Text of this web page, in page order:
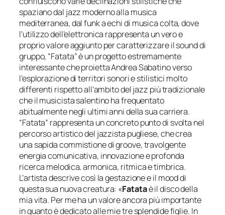
spaziano dal jazz moderno alla musica
mediterranea, dal funk a echi di musica colta, dove
l’utilizzo dell’elettronica rappresenta un vero e
proprio valore aggiunto per caratterizzare il sound di
gruppo, “Fatata” è un progetto estremamente
interessante che proietta Andrea Sabatino verso
l’esplorazione di territori sonori e stilistici molto
differenti rispetto all’ambito del jazz più tradizionale
che il musicista salentino ha frequentato
abitualmente negli ultimi anni della sua carriera.
“Fatata” rappresenta un concreto punto di svolta nel
percorso artistico del jazzista pugliese, che crea
una sapida commistione di groove, travolgente
energia comunicativa, innovazione e profonda
ricerca melodica, armonica, ritmica e timbrica.
L’artista descrive così la gestazione e il mood di
questa sua nuova creatura: «Fatataè il disco della
mia vita. Per me ha un valore ancora più importante
in quanto è dedicato alle mie tre splendide figlie. In